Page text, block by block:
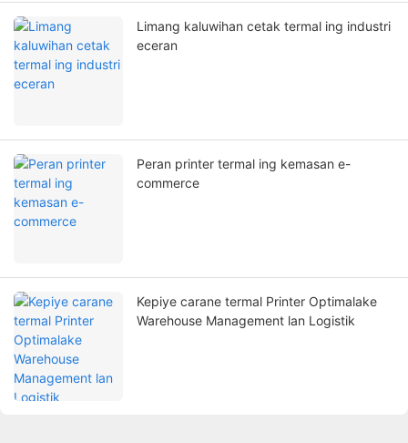
Limang kaluwihan cetak termal ing industri
eceran
Peran printer termal ing kemasan e-
commerce
Kepiye carane termal Printer Optimalake
Warehouse Management lan Logistik